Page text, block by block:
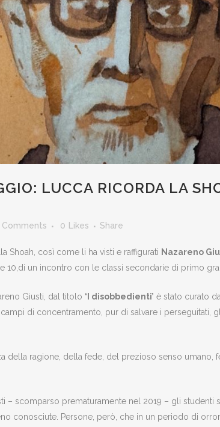
LUCCA RICORDA LA
Comments 0 Likes Share
Shoah, così come li ha visti e raffigurati Nazareno
un incontro con le classi secondarie di primo
Giusti, dal titolo ‘I disobbedienti’ è stato curato da
di concentramento, pur di salvare i
della ragione, della fede, del prezioso senso umano,
– scomparso prematuramente nel 2019 – gli
conosciute. Persone, però, che in un periodo di